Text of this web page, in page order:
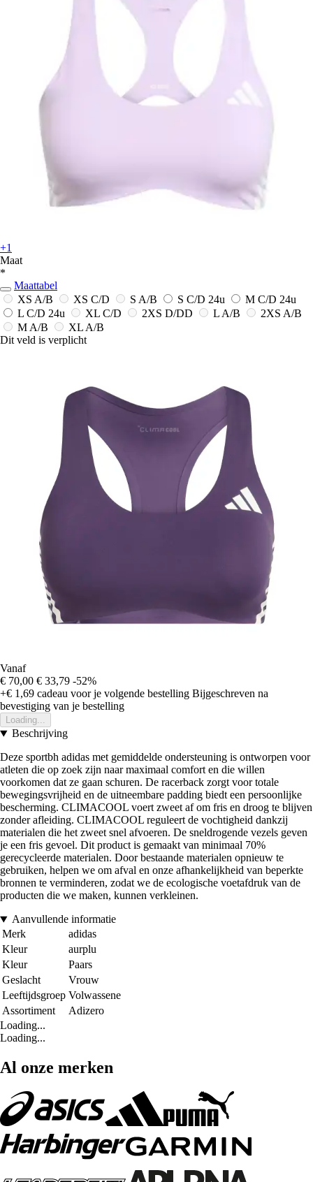
+1
Maat
*
Maattabel
XS A/B
XS C/D S A/B S C/D 24u M C/D 24u
L C/D 24u XL C/D 2XS D/DD L A/B
2XS A/B
M A/B
XL A/B
Dit veld is verplicht
Vanaf
€ 70,00 € 33,79 -52%
+€ 1,69 cadeau voor je volgende bestelling Bijgeschreven na
bevestiging van je bestelling
Loading...
Beschrijving
Deze sportbh adidas met gemiddelde ondersteuning is ontworpen voor
atleten die op zoek zijn naar maximaal comfort en die willen
voorkomen dat ze gaan schuren. De racerback zorgt voor totale
bewegingsvrijheid en de uitneembare padding biedt een persoonlijke
bescherming. CLIMACOOL voert zweet af om fris en droog te blijven
zonder afleiding. CLIMACOOL reguleert de vochtigheid dankzij
materialen die het zweet snel afvoeren. De sneldrogende vezels geven
je een fris gevoel. Dit product is gemaakt van minimaal 70%
gerecycleerde materialen. Door bestaande materialen opnieuw te
gebruiken, helpen we om afval en onze afhankelijkheid van beperkte
bronnen te verminderen, zodat we de ecologische voetafdruk van de
producten die we maken, kunnen verkleinen.
Aanvullende informatie
Merk
adidas
Kleur
aurplu
Kleur
Paars
Geslacht
Vrouw
Leeftijdsgroep Volwassene
Assortiment
Adizero
Loading...
Loading...
Al onze merken